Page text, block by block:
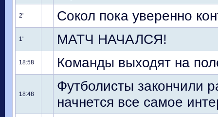
2' Сокол пока уверенно
1' МАТЧ НАЧАЛСЯ!
18:58 Команды выходят на
18:48
Футболисты закончили
начнется все самое